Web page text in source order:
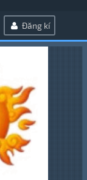
Đăng kí